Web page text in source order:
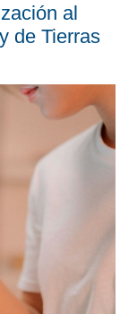
al
de Tierras